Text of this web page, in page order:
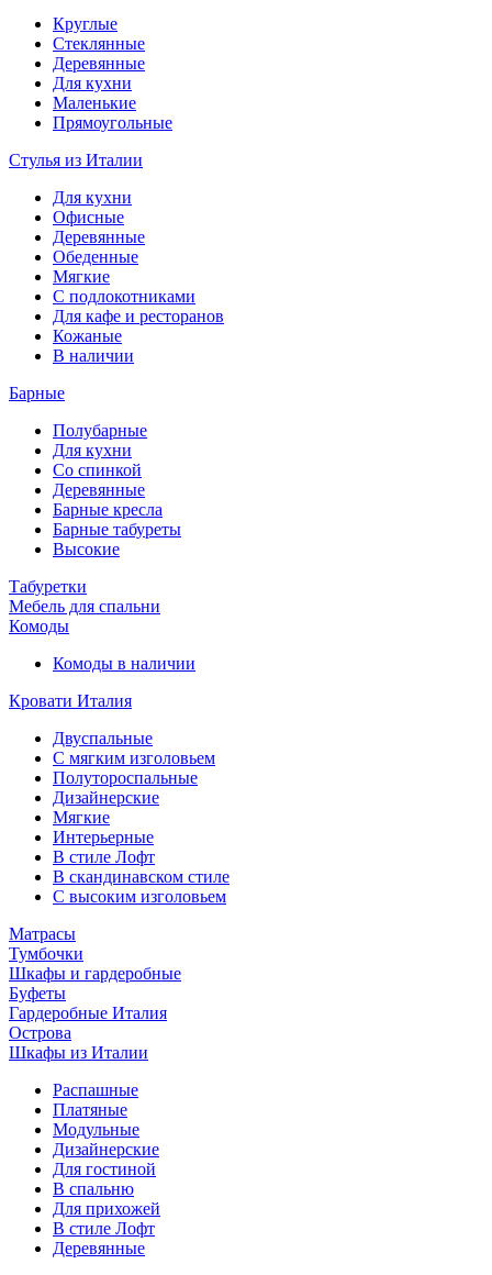
Круглые
Стеклянные
Деревянные
Для кухни
Маленькие
Прямоугольные
Стулья из Италии
Для кухни
Офисные
Деревянные
Обеденные
Мягкие
С подлокотниками
Для кафе и ресторанов
Кожаные
В наличии
Барные
Полубарные
Для кухни
Со спинкой
Деревянные
Барные кресла
Барные табуреты
Высокие
Табуретки
Мебель для спальни
Комоды
Комоды в наличии
Кровати Италия
Двуспальные
С мягким изголовьем
Полутороспальные
Дизайнерские
Мягкие
Интерьерные
В стиле Лофт
В скандинавском стиле
С высоким изголовьем
Матрасы
Тумбочки
Шкафы и гардеробные
Буфеты
Гардеробные Италия
Острова
Шкафы из Италии
Распашные
Платяные
Модульные
Дизайнерские
Для гостиной
В спальню
Для прихожей
В стиле Лофт
Деревянные